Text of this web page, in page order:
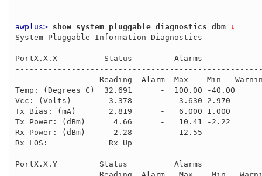
awplus> show system pluggable diagnostics dbm ↓
System Pluggable Information Diagnostics
PortX.X.X          Status         Alarms
Temp: (Degrees C)  32.691      -  100.00 -40.00
Vcc: (Volts)        3.378      -   3.630 2.970
Tx Bias: (mA)       2.819      -   6.000 1.000
Tx Power: (dBm)      4.66      -   10.41 -2.22
Rx Power: (dBm)      2.28      -   12.55     -
Rx LOS:             Rx Up
PortX.X.Y         Status          Alarms